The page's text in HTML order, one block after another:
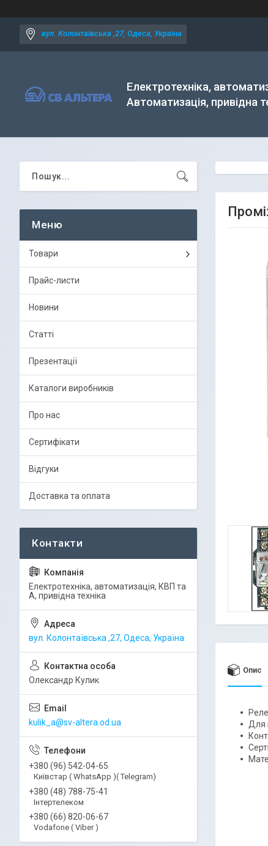
вул. Колонтаївська ,27, Одеса, Україна
Електротехніка,
Автоматизація, привідна
Опис
Для
Товари
Прайс-листи
Новини
Статті
Презентації
Каталоги виробників
Про нас
Сертифікати
Відгуки
Доставка та оплата
Електротехніка, автоматизація, КВП та
А, привідна техніка
вул. Колонтаївська ,27, Одеса, Україна
Олександр Кулик
kulik_a@sv-altera.od.ua
+380 (96) 542-04-65
Київстар ( WhatsApp )( Telegram)
+380 (48) 788-75-41
Інтертелеком
+380 (66) 820-06-67
Vodafone ( Viber )